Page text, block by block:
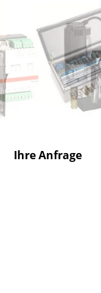
Ihre Anfrage